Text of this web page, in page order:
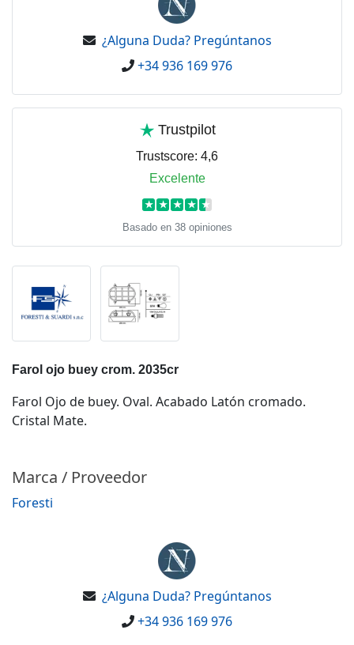
¿Alguna Duda? Pregúntanos
+34 936 169 976
Trustpilot
Trustscore: 4,6
Excelente
★ ★ ★ ★ ★
Basado en 38 opiniones
Farol ojo buey crom. 2035cr
Farol Ojo de buey. Oval. Acabado Latón cromado.
Cristal Mate.
Marca / Proveedor
Foresti
¿Alguna Duda? Pregúntanos
+34 936 169 976